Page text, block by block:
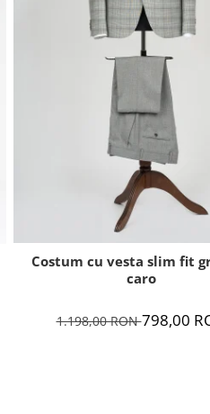
Costum cu vesta slim fit
caro
1.198,00 RON798,00